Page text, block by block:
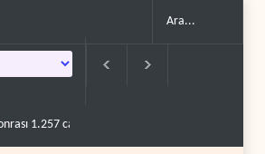
1.257 can kaybı..